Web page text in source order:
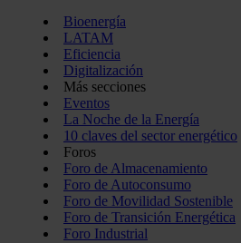
Bioenergía
LATAM
Eficiencia
Digitalización
Más secciones
Eventos
La Noche de la Energía
10 claves del sector energético
Foros
Foro de Almacenamiento
Foro de Autoconsumo
Foro de Movilidad Sostenible
Foro de Transición Energética
Foro Industrial